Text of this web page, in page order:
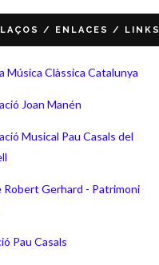
/ ENLACES / LINKS
Música Clàssica Catalunya
Joan Manén
Musical Pau Casals del
Robert Gerhard - Patrimoni
Pau Casals